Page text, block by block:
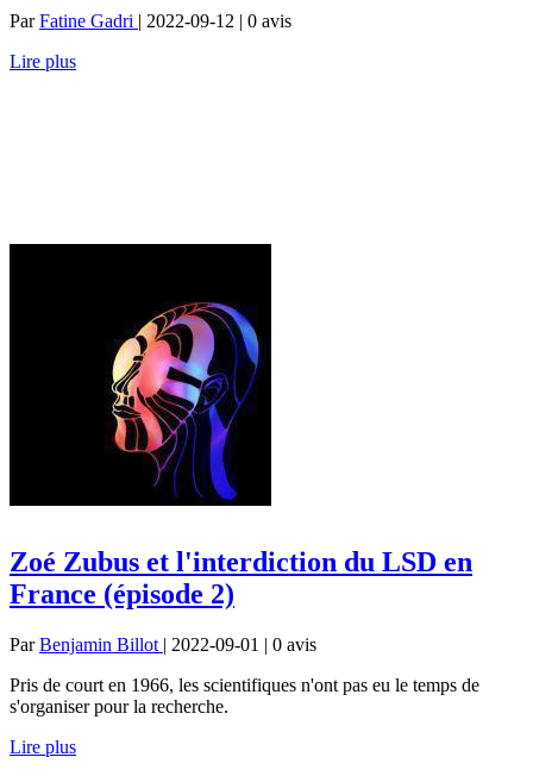
ParFatine Gadri | 2022-09-12 | 0 avis
Lire plus
Zoé Zubus et l'interdiction du LSD en
France (épisode 2)
ParBenjamin Billot | 2022-09-01 | 0 avis
Pris de court en 1966, les scientifiques n'ont pas eu le temps de
s'organiser pour la recherche.
Lire plus